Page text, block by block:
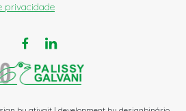
privacidade